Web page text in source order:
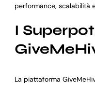
performance, scalabilità
I
La piattaforma